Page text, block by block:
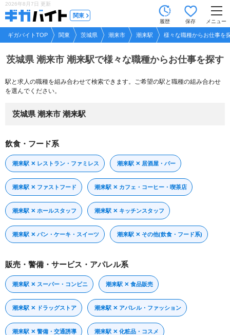
2026年8月7日 更新
関東
履歴 保存 メニュー
ギガバイトTOP 関東 茨城県 潮来市 潮来駅 様々な職種からお仕事を
茨城県 潮来市 潮来駅で様々な職種からお仕事を探す
駅と求人の職種を組み合わせて検索できます。ご希望の駅と職種の組み合わせ
を選んでください。
茨城県 潮来市 潮来駅
飲食・フード系
潮来駅 ✕ レストラン・ファミレス 潮来駅 ✕ 居酒屋・バー
潮来駅 ✕ ファストフード 潮来駅 ✕ カフェ・コーヒー・喫茶店
潮来駅 ✕ ホールスタッフ 潮来駅 ✕ キッチンスタッフ
潮来駅 ✕ パン・ケーキ・スイーツ 潮来駅 ✕ その他(飲食・フード系)
販売・警備・サービス・アパレル系
潮来駅 ✕ スーパー・コンビニ 潮来駅 ✕ 食品販売
潮来駅 ✕ ドラッグストア 潮来駅 ✕ アパレル・ファッション
潮来駅 ✕ 警備・交通誘導 潮来駅 ✕ 化粧品・コスメ